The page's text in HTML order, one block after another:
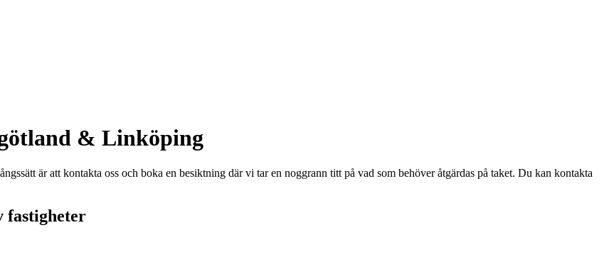
& Linköping
är att kontakta oss och boka en besiktning där vi tar en noggrann titt på vad som behöver åtgärdas på taket. Du kan kontakta
fastigheter